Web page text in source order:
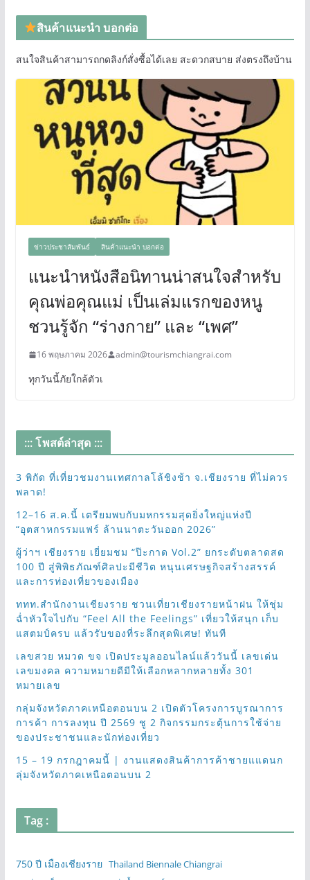
สินค้าแนะนำ บอกต่อ
สนใจสินค้าสามารถกดลิงก์สั่งซื้อได้เลย สะดวกสบาย ส่งตรงถึงบ้าน
ข่าวประชาสัมพันธ์ สินค้าแนะนำ บอกต่อ
แนะนำหนังสือนิทานน่าสนใจสำหรับ
คุณพ่อคุณแม่ เป็นเล่มแรกของหนู
ชวนรู้จัก “ร่างกาย” และ “เพศ”
16 พฤษภาคม 2026 admin@tourismchiangrai.com
ทุกวันนี้ภัยใกล้ตัวเ
::: โพสต์ล่าสุด :::
3 พิกัด ที่เที่ยวชมงานเทศกาลโล้ชิงช้า จ.เชียงราย ที่ไม่ควร
พลาด!
12–16 ส.ค.นี้ เตรียมพบกับมหกรรมสุดยิ่งใหญ่แห่งปี
“อุตสาหกรรมแฟร์ ล้านนาตะวันออก 2026”
ผู้ว่าฯ เชียงราย เยี่ยมชม “ป๊ะกาด Vol.2” ยกระดับตลาดสด
100 ปี สู่พิพิธภัณฑ์ศิลปะมีชีวิต หนุนเศรษฐกิจสร้างสรรค์
และการท่องเที่ยวของเมือง
ททท.สำนักงานเชียงราย ชวนเที่ยวเชียงรายหน้าฝน ให้ชุ่ม
ฉ่ำหัวใจไปกับ “Feel All the Feelings” เที่ยวให้สนุก เก็บ
แสตมป์ครบ แล้วรับของที่ระลึกสุดพิเศษ! ทันที
เลขสวย หมวด ขจ เปิดประมูลออนไลน์แล้ววันนี้ เลขเด่น
เลขมงคล ความหมายดีมีให้เลือกหลากหลายทั้ง 301
หมายเลข
กลุ่มจังหวัดภาคเหนือตอนบน 2 เปิดตัวโครงการบูรณาการ
การค้า การลงทุน ปี 2569 ชู 2 กิจกรรมกระตุ้นการใช้จ่าย
ของประชาชนและนักท่องเที่ยว
15 – 19 กรกฎาคมนี้ | งานแสดงสินค้าการค้าชายแแดนก
ลุ่มจังหวัดภาคเหนือตอนบน 2
Tag :
750 ปี เมืองเชียงราย Thailand Biennale Chiangrai